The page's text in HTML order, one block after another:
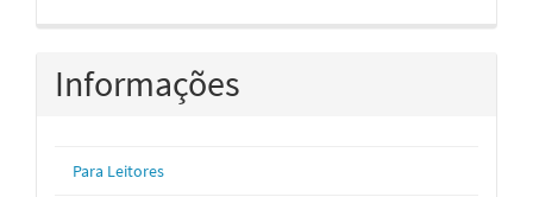
Informações
Para Leitores